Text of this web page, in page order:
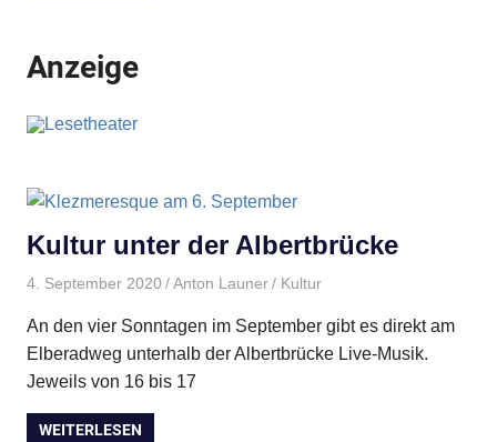
Anzeige
Kultur unter der Albertbrücke
4. September 2020 Anton Launer Kultur
An den vier Sonntagen im September gibt es direkt am
Elberadweg unterhalb der Albertbrücke Live-Musik.
Jeweils von 16 bis 17
WEITERLESEN